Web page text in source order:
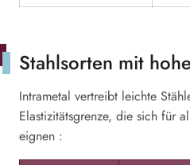
Stahlsorten mit
Intrametal vertreibt leichte
Elastizitätsgrenze, die sich für
eignen :